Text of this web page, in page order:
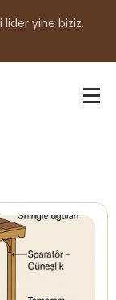
lider yine biziz.